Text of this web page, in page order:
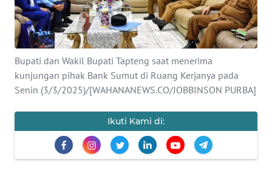
Bupati dan Wakil Bupati Tapteng saat menerima
kunjungan pihak Bank Sumut di Ruang Kerjanya pada
Senin (3/3/2025)/[WAHANANEWS.CO/JOBBINSON PURBA]
Ikuti Kami di:
KONTAK
KAMI
INFO
IKLAN
TENTANG
PEDOMAN